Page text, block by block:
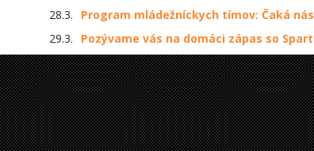
28.3.
Program mládežníckych tímov: Čaká
29.3.
Pozývame vás na domáci zápas so